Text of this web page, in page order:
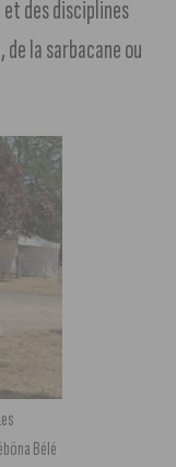
des disciplines
la sarbacane ou
Bélé